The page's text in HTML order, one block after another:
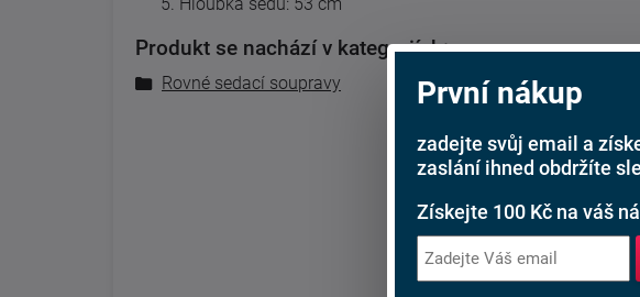
Produkt se nachází v kategoriích:
Rovné sedací soupravy První nákup
zadejte svůj email a
zaslání ihned obdržíte
Získejte 100 Kč na váš